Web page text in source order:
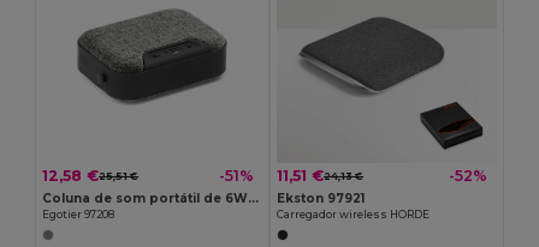
12,58 €25,51 € -51%
Coluna de som portátil de 6W com 4h de autonomia em ABS
Egotier 97208
11,51 €24,13 € -52%
Ekston 97921
Carregador wireless HORDE